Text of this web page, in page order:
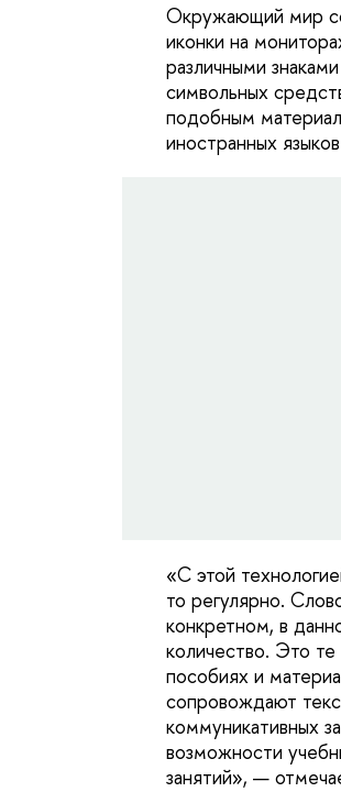
Окружающий мир
иконки на
различными
символьных
подобным
иностранных
«С этой
то регулярно.
конкретном, в
количество. Это те
пособиях и
сопровождают
коммуникативных
возможности
занятий», —